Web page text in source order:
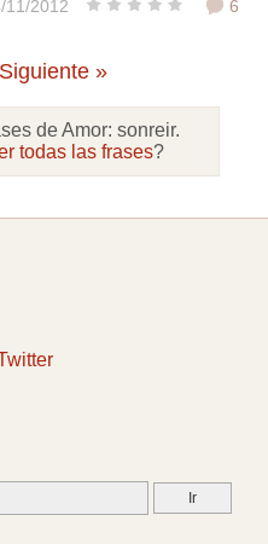
11/2012 6
Siguiente »
de Amor: sonreir.
todas las frases?